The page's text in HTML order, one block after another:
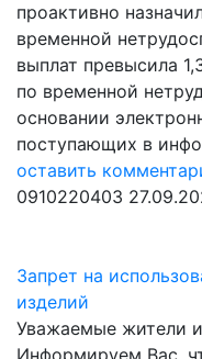
проактивно
временной
выплат превысила
по временной
основании
поступающих в
оставить
0910220403
Запрет на
изделий
Уважаемые жители
Информируем Вас,